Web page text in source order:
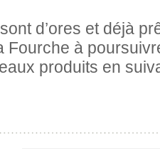
d’ores et déjà
Fourche à
produits en